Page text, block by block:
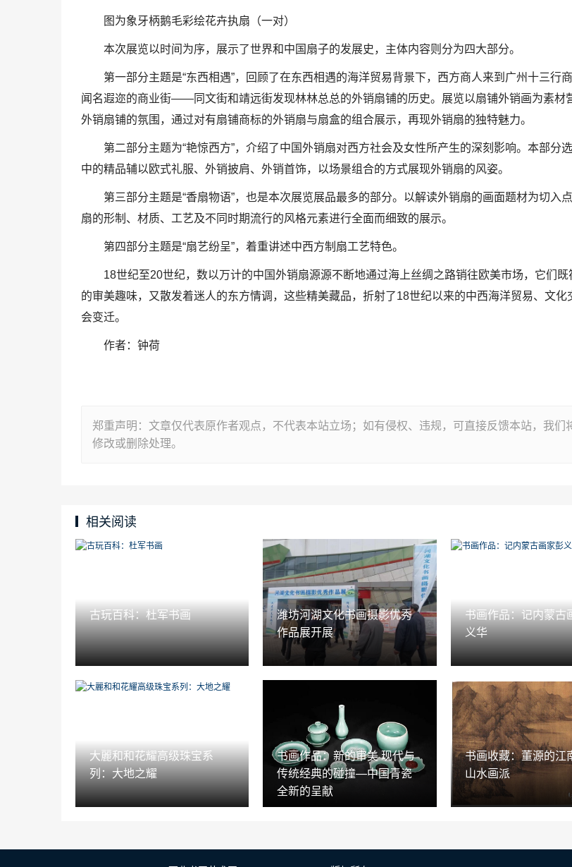
图为象牙柄鹅毛彩绘花卉执扇（一对）
本次展览以时间为序，展示了世界和中国扇子的发展史，主体内容则分为四大部分。
第一部分主题是“东西相遇”，回顾了在东西相遇的海洋贸易背景下，西方商人来到广州十三行
闻名遐迩的商业街——同文街和靖远街发现林林总总的外销扇铺的历史。展览以扇铺外销画为素材
外销扇铺的氛围，通过对有扇铺商标的外销扇与扇盒的组合展示，再现外销扇的独特魅力。
第二部分主题为“艳惊西方”，介绍了中国外销扇对西方社会及女性所产生的深刻影响。本部分
中的精品辅以欧式礼服、外销披肩、外销首饰，以场景组合的方式展现外销扇的风姿。
第三部分主题是“香扇物语”，也是本次展览展品最多的部分。以解读外销扇的画面题材为切入
扇的形制、材质、工艺及不同时期流行的风格元素进行全面而细致的展示。
第四部分主题是“扇艺纷呈”，着重讲述中西方制扇工艺特色。
18世纪至20世纪，数以万计的中国外销扇源源不断地通过海上丝绸之路销往欧美市场，它们既
的审美趣味，又散发着迷人的东方情调，这些精美藏品，折射了18世纪以来的中西海洋贸易、文化
会变迁。
作者：钟荷
郑重声明：文章仅代表原作者观点，不代表本站立场；如有侵权、违规，可直接反馈本站，我们
修改或删除处理。
相关阅读
古玩百科：杜军书画
潍坊河湖文化书画摄影优秀
作品展开展
书画作品：记内蒙古
义华
大麗和和花耀高级珠宝系
列：大地之耀
书画作品：新的审美 现代与
传统经典的碰撞—中国青瓷
全新的呈献
书画收藏：董源的江
山水画派